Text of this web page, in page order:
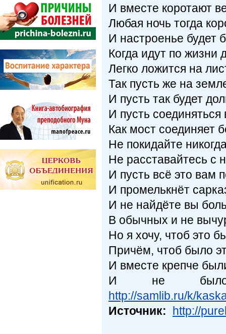
И вместе коротают
Любая ночь тогда
И настроенье будет
Когда идут по жизни
Легко ложится на
Так пусть же на
И пусть так будет
И пусть соединяться
Как мост соединяет
Не покидайте
Не расставайтесь с
И пусть всё это вам
И промелькнёт
И не найдёте вы
В обычных и не
Но я хочу, чтоб это
Причём, чтоб было
И вместе крепче
И не было
http://samlib.ru/k/
Источник: http://